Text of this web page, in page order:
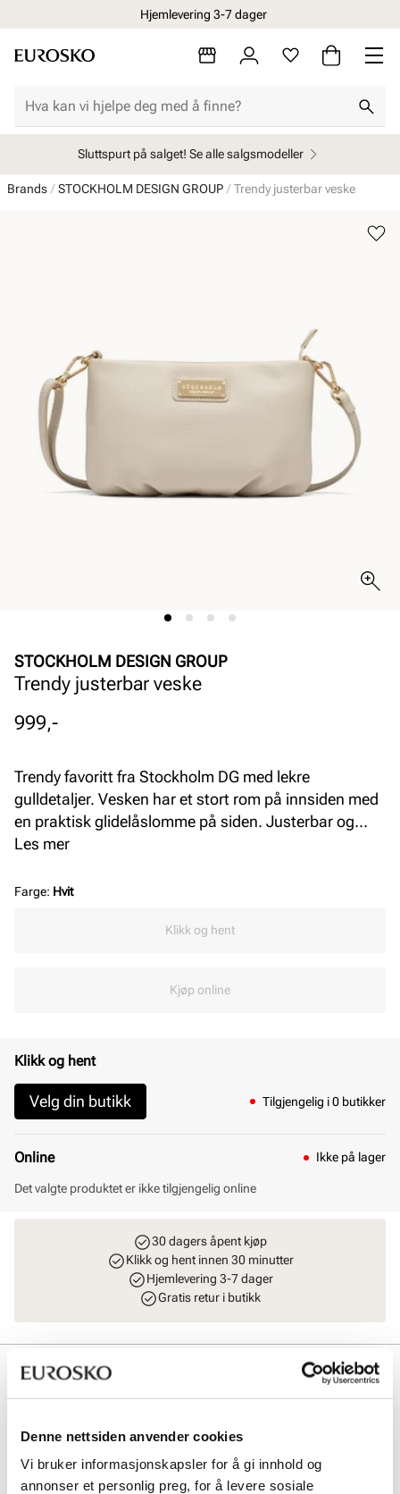
Denne nettsiden anvender cookies
Vi bruker informasjonskapsler for å gi innhold og
annonser et personlig preg, for å levere sosiale
Hjemlevering 3-7 dager
Sluttspurt på salget! Se alle salgsmodeller
Brands STOCKHOLM DESIGN GROUP Trendy justerbar veske
STOCKHOLM DESIGN GROUP
Trendy justerbar veske
Pris
999,-
Trendy favoritt fra Stockholm DG med lekre
gulldetaljer. Vesken har et stort rom på innsiden med
en praktisk glidelåslomme på siden. Justerbar og
avtagbar skulderrem i skinn. Like fin til både hverdag
Les mer
Farge: Hvit
Klikk og hent
Kjøp online
Klikk og hent
Velg din butikk Tilgjengelig i 0 butikker
Online Ikke på lager
Det valgte produktet er ikke tilgjengelig online
30 dagers åpent kjøp
Klikk og hent innen 30 minutter
Hjemlevering 3-7 dager
Gratis retur i butikk
Beskrivelse
Justerbar og avtagbar skulderrem i skinn. Like fin til både hverdag
og fest. L = 24 cm H = 14 cm B = 5 cm.